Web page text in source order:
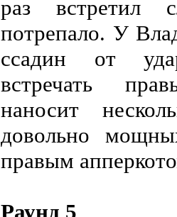
раз встретил
потрепало. У
ссадин от
встречать
наносит
довольно
правым
Раунд 5